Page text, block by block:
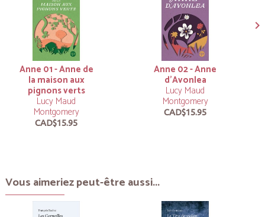
Anne 01 - Anne de
la maison aux
pignons verts
Lucy Maud
Montgomery
CAD$15.95
Anne 02 - Anne
d’Avonlea
Lucy Maud
Montgomery
CAD$15.95
Vous aimeriez peut-être aussi...